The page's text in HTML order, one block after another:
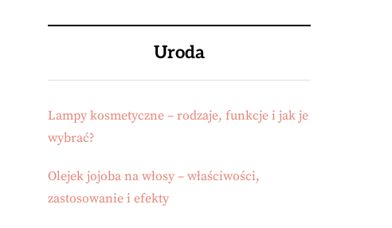
Uroda
Lampy kosmetyczne – rodzaje, funkcje i jak je
wybrać?
Olejek jojoba na włosy – właściwości,
zastosowanie i efekty